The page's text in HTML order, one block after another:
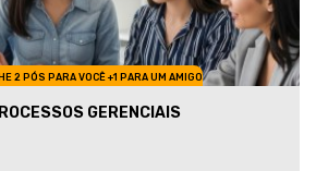
2 PÓS PARA VOCÊ +1 PARA UM AMIGO
GERENCIAIS